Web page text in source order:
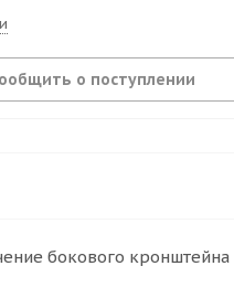
о поступлении
бокового